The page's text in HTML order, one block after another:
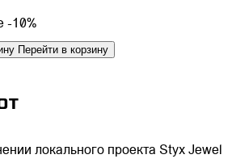
-10%
Перейти в корзину
локального проекта Styx Jewel